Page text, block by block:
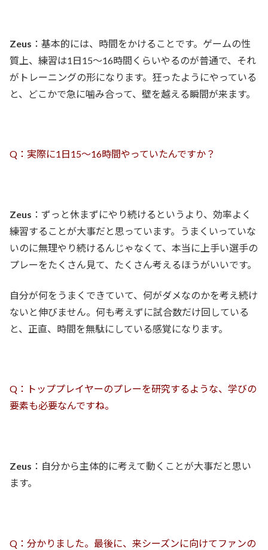
Zeus ：基本的には、時間をかけることです。ゲームの性
質上、練習は1日15〜16時間くらいやるのが普通で、それ
がトレーニングの形になります。狂ったようにやっている
と、どこかで急に噛み合って、壁を越える瞬間が来ます。
Q：実際に1日15〜16時間やっていたんですか？
Zeus ：ずっと休まずにやり続けるというより、効率よく
練習することが大事だと思っています。うまくいっていな
いのに無理やり続けるんじゃなくて、本当に上手い選手の
プレーをたくさん見て、たくさん考えるほうがいいです。
自分が何をうまくできていて、何がダメなのかを考え続け
ないと伸びません。何も考えずに試合数だけ回している
と、正直、時間を無駄にしている感覚になります。
Q：トッププレイヤーのプレーを研究するような、学びの
要素も必要なんですね。
Zeus ：自分から主体的に考えて動くことが大事だと思い
ます。
Q：分かりました。最後に、来シーズンに向けてファンの